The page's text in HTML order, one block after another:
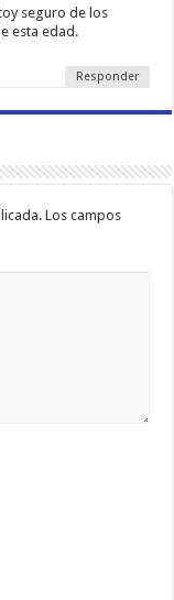
seguro de los
esta edad.
Responder
Los campos